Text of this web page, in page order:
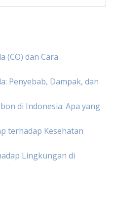
(CO) dan Cara
Penyebab, Dampak, dan
di Indonesia: Apa yang
terhadap Kesehatan
Lingkungan di